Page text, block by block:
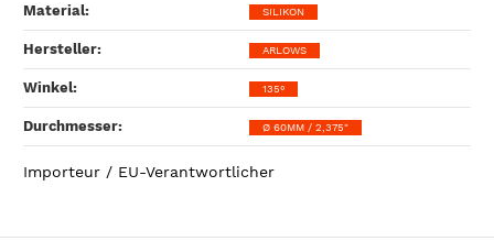
Material‍: SILIKON
Hersteller‍: ARLOWS
Winkel‍: 135°
Durchmesser‍: Ø 60MM / 2,375"
Importeur / EU-Verantwortlicher